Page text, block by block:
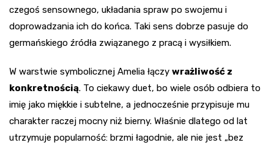
czegoś sensownego, układania spraw po swojemu i
doprowadzania ich do końca. Taki sens dobrze pasuje do
germańskiego źródła związanego z pracą i wysiłkiem.
W warstwie symbolicznej Amelia łączy wrażliwość z
konkretnością. To ciekawy duet, bo wiele osób odbiera to
imię jako miękkie i subtelne, a jednocześnie przypisuje mu
charakter raczej mocny niż bierny. Właśnie dlatego od lat
utrzymuje popularność: brzmi łagodnie, ale nie jest „bez